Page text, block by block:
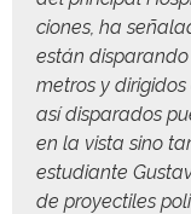
ciones, ha
están
met­ros y
así dis­para­dos
en la vista sino
estu­di­ante
de proyec­tiles